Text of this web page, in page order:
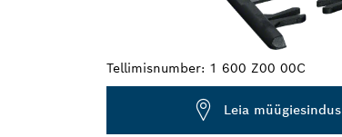
Tellimisnumber: 1 600 Z00 00C
Leia müügiesindus